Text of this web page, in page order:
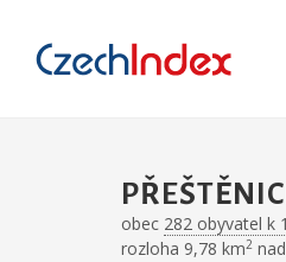
obec 282 obyvatel k
rozloha 9,78 km2